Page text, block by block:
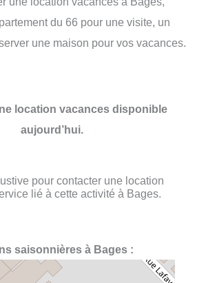
du 66 pour une visite, un
une maison pour vos vacances.
location vacances disponible
aujourd’hui.
pour contacter une location
lié à cette activité à Bages.
saisonnières à Bages :